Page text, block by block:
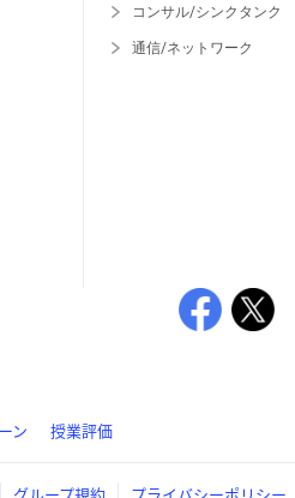
コンサル/シンクタンク
通信/ネットワーク
ン 授業評価